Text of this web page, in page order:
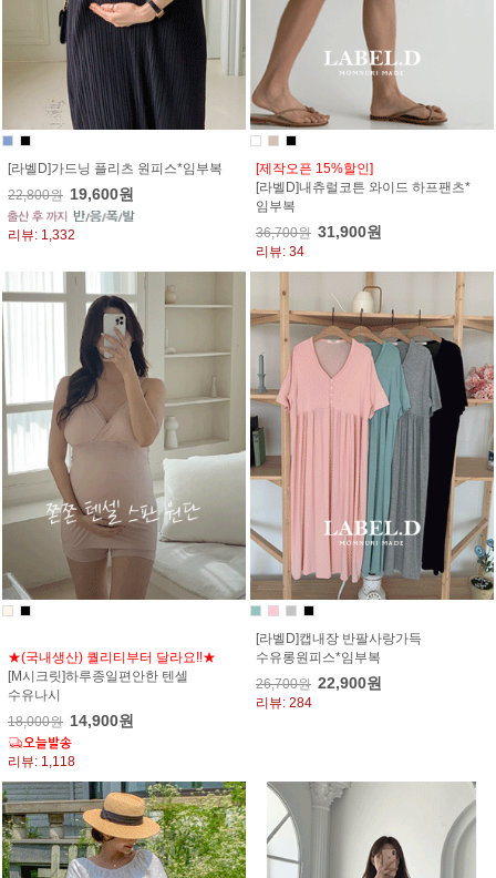
[라벨D]가드닝 플리츠 원피스*임부복
22,800원 19,600원
리뷰: 1,332
[제작오픈 15%할인]
[라벨D]내츄럴코튼 와이드 하프팬츠*
임부복
36,700원 31,900원
리뷰: 34
★(국내생산) 퀄리티부터 달라요!!★
[M시크릿]하루종일편안한 텐셀
수유나시
18,000원 14,900원
리뷰: 1,118
[라벨D]캡내장 반팔사랑가득
수유롱원피스*임부복
26,700원 22,900원
리뷰: 284